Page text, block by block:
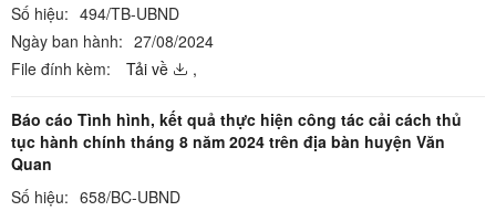
Số hiệu: 494/TB-UBND
Ngày ban hành: 27/08/2024
File đính kèm:
Tải về ,
Báo cáo Tình hình, kết quả thực hiện công tác cải cách thủ
tục hành chính tháng 8 năm 2024 trên địa bàn huyện Văn
Quan
Số hiệu: 658/BC-UBND